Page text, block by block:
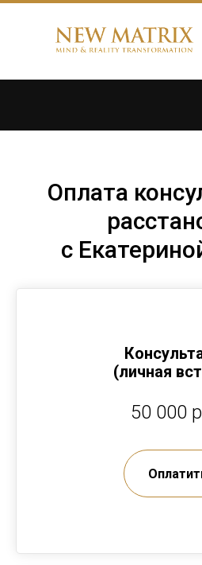
Оплата
с
(личная
50 000